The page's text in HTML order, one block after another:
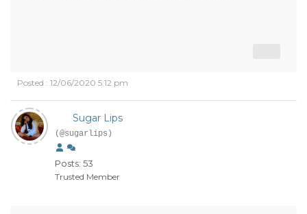
Posted : 12/06/2020 5:12 pm
Sugar Lips
(@sugarlips)
Posts: 53
Trusted Member